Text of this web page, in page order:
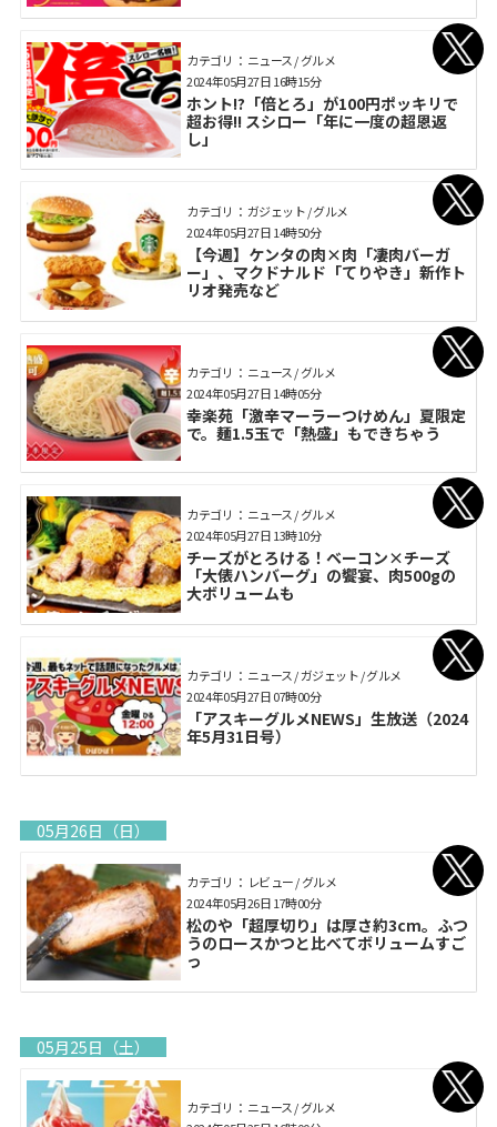
カテゴリ： ニュース / グルメ
ホント!?「倍とろ」が100円ポッキリで
超お得!! スシロー「年に一度の超恩返
し」
2024年05月27日 16時15分
カテゴリ： ガジェット / グルメ
【今週】ケンタの肉×肉「凄肉バーガ
ー」、マクドナルド「てりやき」新作ト
リオ発売など
2024年05月27日 14時50分
カテゴリ： ニュース / グルメ
幸楽苑「激辛マーラーつけめん」夏限定
で。麺1.5玉で「熱盛」もできちゃう
2024年05月27日 14時05分
カテゴリ： ニュース / グルメ
チーズがとろける！ベーコン×チーズ
「大俵ハンバーグ」の饗宴、肉500gの
大ボリュームも
2024年05月27日 13時10分
カテゴリ： ニュース / ガジェット / グルメ
「アスキーグルメNEWS」生放送（2024
年5月31日号）
2024年05月27日 07時00分
05月26日（日）
カテゴリ： レビュー / グルメ
松のや「超厚切り」は厚さ約3cm。ふつ
うのロースかつと比べてボリュームすご
っ
2024年05月26日 17時00分
05月25日（土）
カテゴリ： ニュース / グルメ